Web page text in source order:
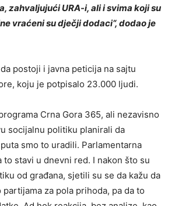
zahvaljujući URA-i, ali i svima koji su
vraćeni su dječji dodaci“, dodao je
postoji i javna peticija na sajtu
koju je potpisalo 23.000 ljudi.
Crna Gora 365, ali nezavisno
socijalnu politiku planirali da
smo to uradili. Parlamentarna
to stavi u dnevni red. I nakon što su
od građana, sjetili su se da kažu da
za pola prihoda, pa da to